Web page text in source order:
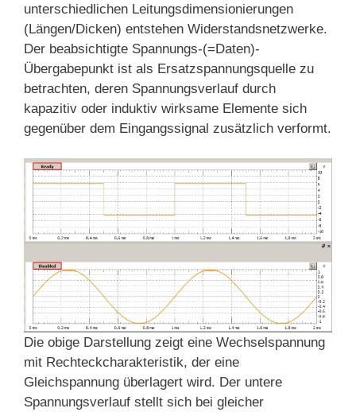
unterschiedlichen Leitungsdimensionierungen
(Längen/Dicken) entstehen Widerstandsnetzwerke.
Der beabsichtigte Spannungs-(=Daten)-
Übergabepunkt ist als Ersatzspannungsquelle zu
betrachten, deren Spannungsverlauf durch
kapazitiv oder induktiv wirksame Elemente sich
gegenüber dem Eingangssignal zusätzlich verformt.
Die obige Darstellung zeigt eine Wechselspannung
mit Rechteckcharakteristik, der eine
Gleichspannung überlagert wird. Der untere
Spannungsverlauf stellt sich bei gleicher